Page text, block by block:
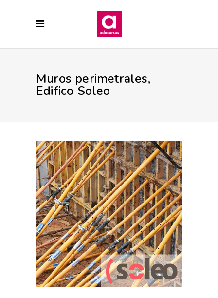
Muros perimetrales,
Edifico Soleo